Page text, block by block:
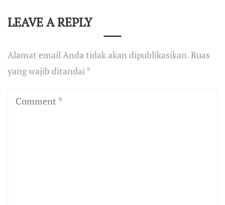
LEAVE A REPLY
Alamat email Anda tidak akan dipublikasikan.Ruas
yang wajib ditandai*